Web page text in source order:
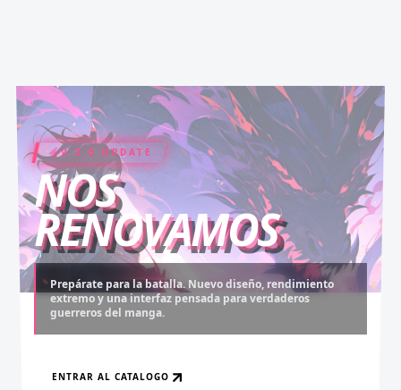
V 2.0 UPDATE
NOS
RENOVAMOS
Prepárate para la batalla. Nuevo diseño, rendimiento
extremo y una interfaz pensada para verdaderos
guerreros del manga.
ENTRAR AL CATALOGO
COIN RUSH
Desbloquea capítulos legendarios. Recarga tus monedas
y accede al contenido más exclusivo sin límites.
RECARGAR AHORA
ELITE PASS
Asciende al rango máximo. Experiencia sin anuncios,
descargas infinitas y acceso anticipado.
VER BENEFICIOS